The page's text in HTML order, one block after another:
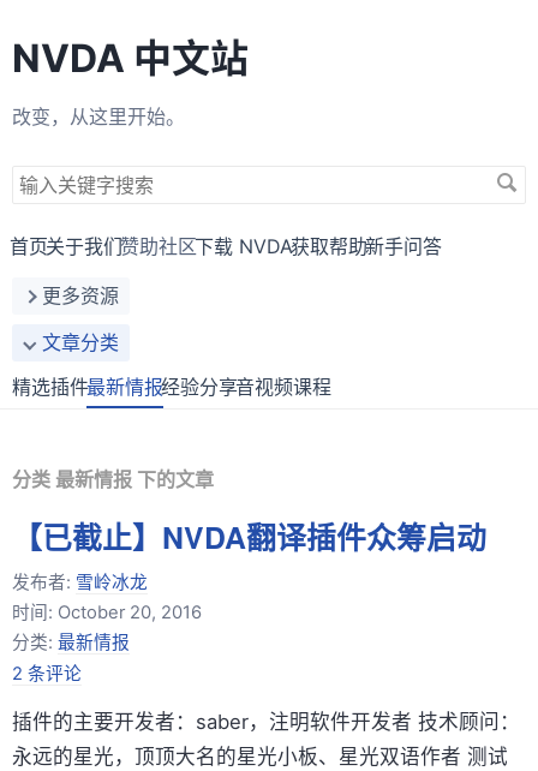
NVDA 中文站
改变，从这里开始。
搜
关
字
首页关于我们赞助社区下载 NVDA获取帮助新手问答
更多资源
文章分类
精选插件最新情报经验分享音视频课程
分类 最新情报 下的文章
【已截止】NVDA翻译插件众筹启动
发布者: 雪岭冰龙
时间: October 20, 2016
分类: 最新情报
2 条评论
插件的主要开发者：saber，注明软件开发者 技术顾问：
永远的星光，顶顶大名的星光小板、星光双语作者 测试